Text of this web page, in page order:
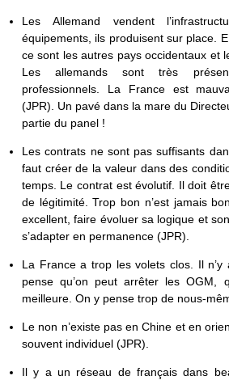
Les Allemand vendent
équipements, ils produisent sur place.
ce sont les autres pays occidentaux et
Les allemands sont très
professionnels. La France est
(JPR). Un pavé dans la mare du
partie du panel !
Les contrats ne sont pas suffisants
faut créer de la valeur dans des
temps. Le contrat est évolutif. Il doit
de légitimité. Trop bon n’est jamais
excellent, faire évoluer sa logique et
s’adapter en permanence (JPR).
La France a trop les volets clos. Il n’y
pense qu’on peut arrêter les OGM,
meilleure. On y pense trop de nous-
Le non n’existe pas en Chine et en
souvent individuel (JPR).
Il y a un réseau de français dans